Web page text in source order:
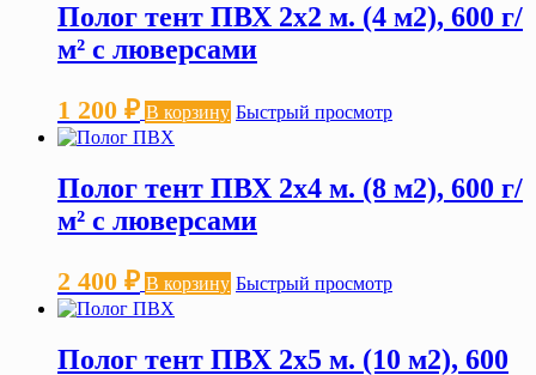
Полог тент ПВХ 2х2 м. (4 м2), 600 г/
м² с люверсами
1 200 ₽ В корзину Быстрый просмотр
Полог тент ПВХ 2х4 м. (8 м2), 600 г/
м² с люверсами
2 400 ₽ В корзину Быстрый просмотр
Полог тент ПВХ 2х5 м. (10 м2), 600